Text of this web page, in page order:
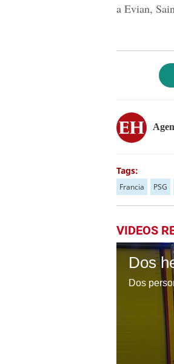
a Evian,
Tags:
Francia PSG
VIDEOS
Dos